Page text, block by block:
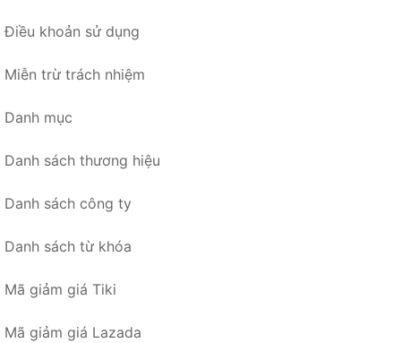
Điều khoản sử dụng
Miễn trừ trách nhiệm
Danh mục
Danh sách thương hiệu
Danh sách công ty
Danh sách từ khóa
Mã giảm giá Tiki
Mã giảm giá Lazada